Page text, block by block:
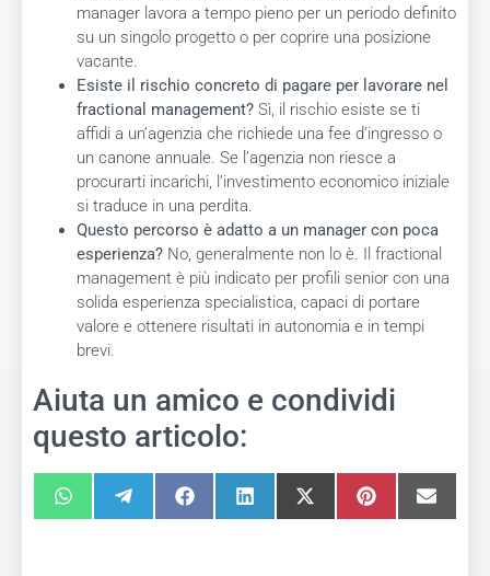
manager lavora a tempo pieno per un periodo definito
su un singolo progetto o per coprire una posizione
vacante.
Esiste il rischio concreto di pagare per lavorare nel
fractional management? Sì, il rischio esiste se ti
affidi a un’agenzia che richiede una fee d’ingresso o
un canone annuale. Se l’agenzia non riesce a
procurarti incarichi, l’investimento economico iniziale
si traduce in una perdita.
Questo percorso è adatto a un manager con poca
esperienza? No, generalmente non lo è. Il fractional
management è più indicato per profili senior con una
solida esperienza specialistica, capaci di portare
valore e ottenere risultati in autonomia e in tempi
brevi.
Aiuta un amico e condividi
questo articolo: